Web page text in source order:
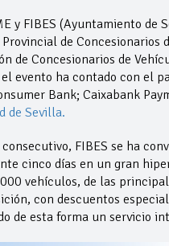
y FIBES (Ayuntamiento
Provincial de
de Concesionarios de
el evento ha contado con el
Bank; Caixabank
de Sevilla.
FIBES se ha
cinco días en un gran
vehículos, de las
con descuentos
de esta forma un servicio